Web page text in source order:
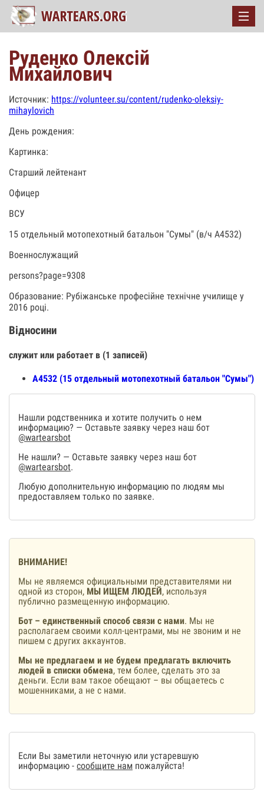
Руденко Олексій
Михайлович
Источник: https://volunteer.su/content/rudenko-oleksiy-
mihaylovich
День рождения:
Картинка:
Старший лейтенант
Офицер
ВСУ
15 отдельный мотопехотный батальон "Сумы" (в/ч А4532)
Военнослужащий
persons?page=9308
Образование: Рубіжанське професійне технічне училище у
2016 році.
Відносини
служит или работает в (1 записей)
А4532 (15 отдельный мотопехотный батальон "Сумы")
Нашли родственника и хотите получить о нем
информацию? — Оставьте заявку через наш бот
@wartearsbot
Не нашли? — Оставьте заявку через наш бот
@wartearsbot.
Любую дополнительную информацию по людям мы
предоставляем только по заявке.
ВНИМАНИЕ!
Мы не являемся официальными представителями ни
одной из сторон, МЫ ИЩЕМ ЛЮДЕЙ, используя
публично размещенную информацию.
Бот – единственный способ связи с нами. Мы не
располагаем своими колл-центрами, мы не звоним и не
пишем с других аккаунтов.
Мы не предлагаем и не будем предлагать включить
людей в списки обмена, тем более, сделать это за
деньги. Если вам такое обещают – вы общаетесь с
мошенниками, а не с нами.
Если Вы заметили неточную или устаревшую
информацию - сообщите нам пожалуйста!